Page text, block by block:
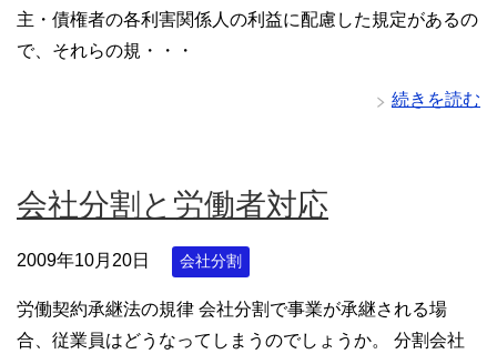
主・債権者の各利害関係人の利益に配慮した規定があるの
で、それらの規・・・
続きを読む
会社分割と労働者対応
2009年10月20日 会社分割
労働契約承継法の規律 会社分割で事業が承継される場
合、従業員はどうなってしまうのでしょうか。 分割会社